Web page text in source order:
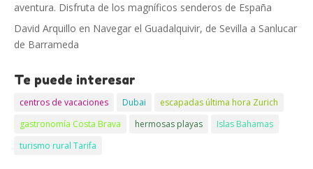
aventura. Disfruta de los magníficos senderos de España
David Arquillo en Navegar el Guadalquivir, de Sevilla a Sanlucar
de Barrameda
Te puede interesar
centros de vacaciones Dubai
escapadas última hora Zurich
gastronomía Costa Brava
hermosas playas
Islas Bahamas
turismo rural Tarifa